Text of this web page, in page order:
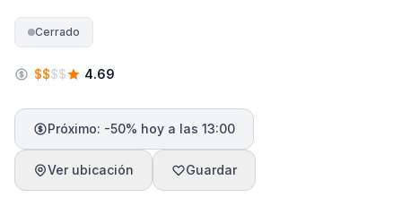
Cerrado
$$$$ 4.69
Próximo: -50% hoy a las 13:00
Ver ubicación Guardar